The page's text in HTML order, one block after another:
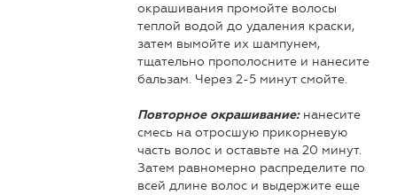
окрашивания промойте волосы
теплой водой до удаления краски,
затем вымойте их шампунем,
тщательно прополосните и нанесите
бальзам. Через 2-5 минут смойте.
Повторное окрашивание:нанесите
смесь на отросшую прикорневую
часть волос и оставьте на 20 минут.
Затем равномерно распределите по
всей длине волос и выдержите еще